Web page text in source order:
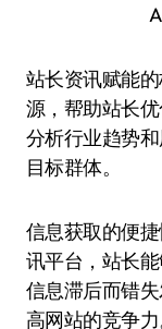
站长资讯赋能
源，帮助站长
分析行业趋势
目标群体。
信息获取的便
讯平台，站长
信息滞后而错
高网站的竞争力